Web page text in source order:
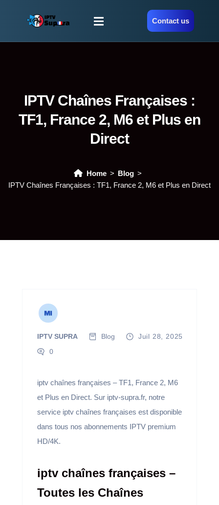
Contact us
IPTV Chaînes Françaises :
TF1, France 2, M6 et Plus en
Direct
Home
Blog
IPTV Chaînes Françaises : TF1, France 2, M6 et Plus en Direct
IPTV SUPRA Blog
Juil 28, 2025
0
iptv chaînes françaises – TF1, France 2, M6
et Plus en Direct. Sur iptv-supra.fr, notre
service iptv chaînes françaises est disponible
dans tous nos abonnements IPTV premium
HD/4K.
iptv chaînes françaises –
Toutes les Chaînes